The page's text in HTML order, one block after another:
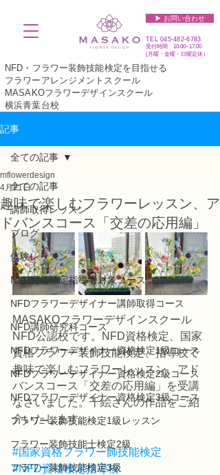
▶︎ お問い合わせ
TEL045-482-6783
受付時間 10:00~17:00​​​
(​月曜・金曜・日曜定休）
NFD・フラワー装飾技能検定を目指せる
フラワーアレンジメントスクール
MASAKOフラワーデザインスクール
横浜青葉台校
記事
全ての記事
講師取得レッスン
ブログ
体験レッスン
NFD資格検定指導者対象コース
NFDフラワーデザイナー講師取得コース
NFD講師研究科コース
NFDフラワーデザイナー資格検定1級コース
NFDフラワーデザイナー資格検定2級コース
NFDフラワーデザイナー資格検定3級コース
フラワー装飾技能検定1級レッスン
フラワー装飾技能士検定2級
フラワー装飾技能検定3級
全ての記事
趣味で楽しむフラワーレッスン、ア
ドバンスコース「交差の応用編」
mflowerdesign
4月21日
MASAKOフラワーデザインスクール
NFD公認校です。NFD資格検定、国家
資格フラワー装飾技能検定、指導校で
趣味で楽しむフラワーレッスン、アド
バンスコース「交差の応用編」を受講
なさいました。千絵さんの作品をご紹
介いたします。
#国家資格フラワー飾技能検定
#NFD資格検定指導校